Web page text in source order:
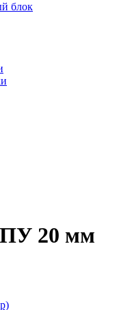
блок
20 мм